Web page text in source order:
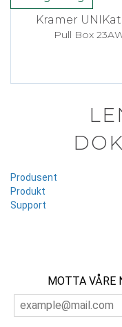
Kramer UNIKat
Pull Box
Produsent
Produkt
Support
MOTTA VÅRE